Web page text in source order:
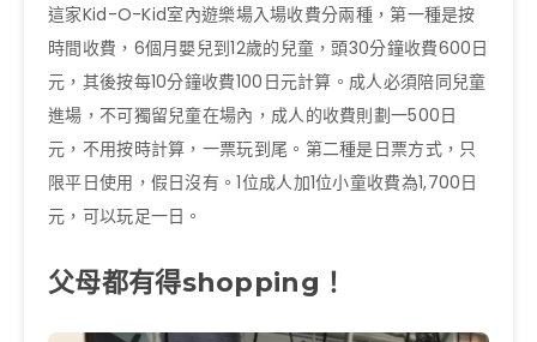
這家Kid-O-Kid室內遊樂場入場收費分兩種， 第一種是按
時間收費， 6個月嬰兒到12歲的兒童，頭30分鐘收費600日
元，其後按每10分鐘收費100 日元計算。 成人必須陪同兒童
進場，不可獨留兒童在場內，成人的收費則劃一500日
元，不用按時計算，一票玩到尾。第二種是日票方式， 只
限平日使用，假日沒有。1位成人加1位小童收費為1,700日
元，可以玩足一日。
父母都有得shopping ！